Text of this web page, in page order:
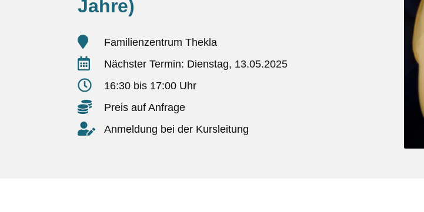
Jahre)
Familienzentrum Thekla
Nächster Termin: Dienstag, 13.05.2025
16:30 bis 17:00 Uhr
Preis auf Anfrage
Anmeldung bei der Kursleitung